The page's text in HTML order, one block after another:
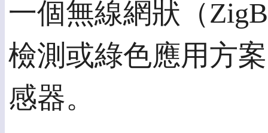
一個無線網狀（
檢測或綠色應用方
感器。